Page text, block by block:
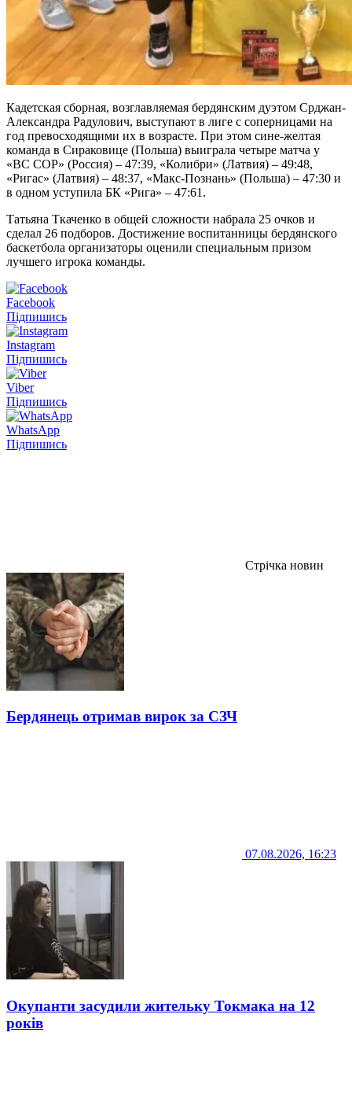
Кадетская сборная, возглавляемая бердянским дуэтом Срджан-
Александра Радулович, выступают в лиге с соперницами на
год превосходящими их в возрасте. При этом сине-желтая
команда в Сираковице (Польша) выиграла четыре матча у
«ВС СОР» (Россия) – 47:39, «Колибри» (Латвия) – 49:48,
«Ригас» (Латвия) – 48:37, «Макс-Познань» (Польша) – 47:30 и
в одном уступила БК «Рига» – 47:61.
Татьяна Ткаченко в общей сложности набрала 25 очков и
сделал 26 подборов. Достижение воспитанницы бердянского
баскетбола организаторы оценили специальным призом
лучшего игрока команды.
Facebook
Підпишись
Instagram
Підпишись
Viber
Підпишись
WhatsApp
Підпишись
Стрічка новин
Бердянець отримав вирок за СЗЧ
07.08.2026, 16:23
Окупанти засудили жительку Токмака на 12
років